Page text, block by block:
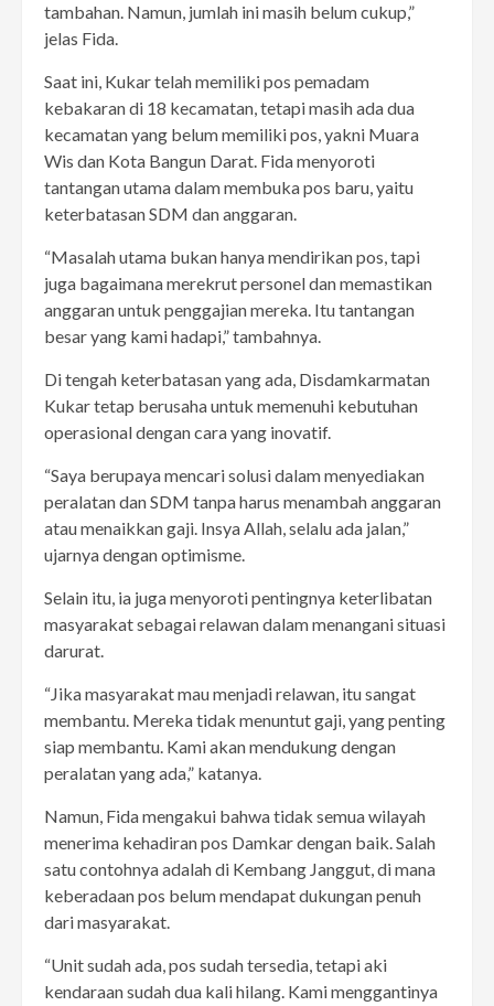
tambahan. Namun, jumlah ini masih belum cukup,”
jelas Fida.
Saat ini, Kukar telah memiliki pos pemadam
kebakaran di 18 kecamatan, tetapi masih ada dua
kecamatan yang belum memiliki pos, yakni Muara
Wis dan Kota Bangun Darat. Fida menyoroti
tantangan utama dalam membuka pos baru, yaitu
keterbatasan SDM dan anggaran.
“Masalah utama bukan hanya mendirikan pos, tapi
juga bagaimana merekrut personel dan memastikan
anggaran untuk penggajian mereka. Itu tantangan
besar yang kami hadapi,” tambahnya.
Di tengah keterbatasan yang ada, Disdamkarmatan
Kukar tetap berusaha untuk memenuhi kebutuhan
operasional dengan cara yang inovatif.
“Saya berupaya mencari solusi dalam menyediakan
peralatan dan SDM tanpa harus menambah anggaran
atau menaikkan gaji. Insya Allah, selalu ada jalan,”
ujarnya dengan optimisme.
Selain itu, ia juga menyoroti pentingnya keterlibatan
masyarakat sebagai relawan dalam menangani situasi
darurat.
“Jika masyarakat mau menjadi relawan, itu sangat
membantu. Mereka tidak menuntut gaji, yang penting
siap membantu. Kami akan mendukung dengan
peralatan yang ada,” katanya.
Namun, Fida mengakui bahwa tidak semua wilayah
menerima kehadiran pos Damkar dengan baik. Salah
satu contohnya adalah di Kembang Janggut, di mana
keberadaan pos belum mendapat dukungan penuh
dari masyarakat.
“Unit sudah ada, pos sudah tersedia, tetapi aki
kendaraan sudah dua kali hilang. Kami menggantinya